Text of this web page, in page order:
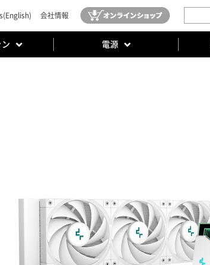
会社情報
ン 電源